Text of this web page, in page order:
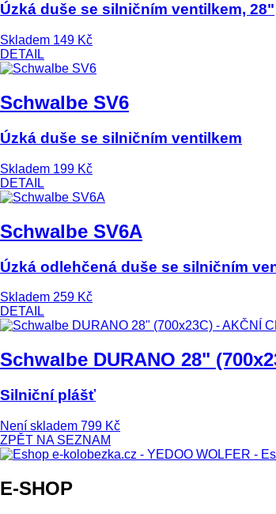
Úzká duše se silničním ventilkem, 28"
Skladem 149 Kč
DETAIL
Schwalbe SV6
Úzká duše se silničním ventilkem
Skladem 199 Kč
DETAIL
Schwalbe SV6A
Úzká odlehčená duše se silničním
Skladem 259 Kč
DETAIL
Schwalbe DURANO 28"
Silniční plášť
Není skladem 799 Kč
ZPĚT NA SEZNAM
E-SHOP